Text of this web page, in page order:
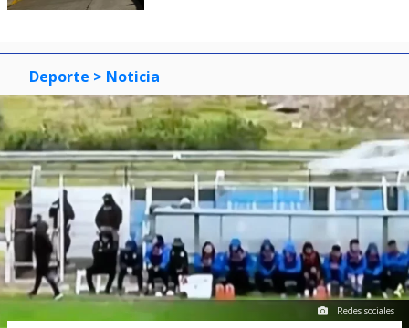
Deporte > Noticia
Redes sociales